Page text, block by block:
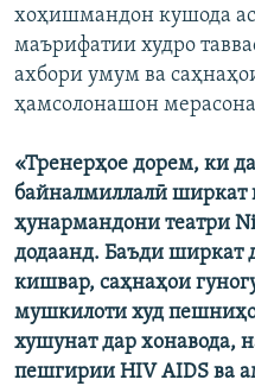
хоҳишмандон кушода
маърифатии худро
ахбори умум ва
ҳамсолонашон
«Тренерҳое дорем, ки
байналмиллалӣ ширкат
ҳунармандони театри
додаанд. Баъди ширкат
кишвар, саҳнаҳои
мушкилоти худ
хушунат дар хонавода,
пешгирии HIV AIDS ва